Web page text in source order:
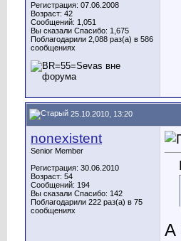
Регистрация: 07.06.2008
Возраст: 42
Сообщений: 1,051
Вы сказали Спасибо: 1,675
Поблагодарили 2,088 раз(а) в 586
сообщениях
25.10.2010, 13:20
nonexistent
Senior Member
Регистрация: 30.06.2010
Возраст: 54
Сообщений: 194
Вы сказали Спасибо: 142
Поблагодарили 222 раз(а) в 75
сообщениях
А